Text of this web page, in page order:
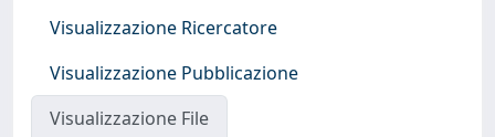
Visualizzazione Ricercatore
Visualizzazione Pubblicazione
Visualizzazione File